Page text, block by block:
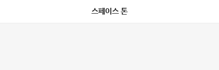
스페이스 톤